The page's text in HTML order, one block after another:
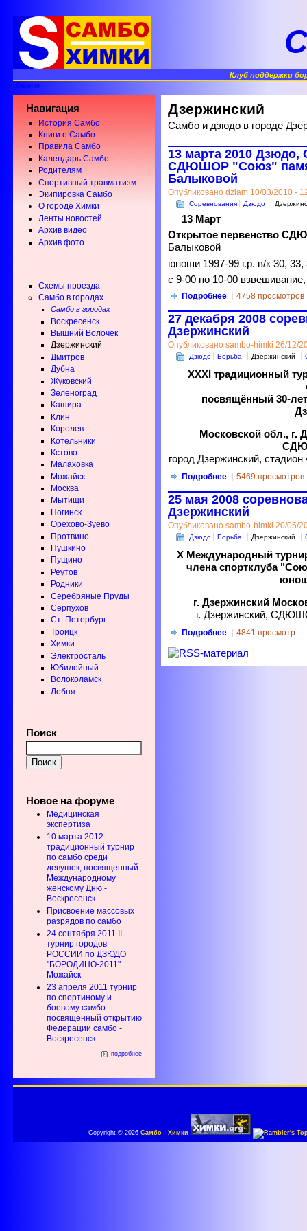
Клуб поддержки
Главная
Навигация
История Самбо
Книги о Самбо
Правила Самбо
Календарь Самбо
Родителям
Спортивный травматизм
Экипировка Самбо
О городе Химки
Ленты новостей
Архив видео
Архив фото
Схемы проезда
Самбо в городах
Самбо в городах
Воскресенск
Вышний Волочек
Дзержинский
Дмитров
Дубна
Жуковский
Зеленоград
Кашира
Клин
Королев
Котельники
Кстово
Малаховка
Можайск
Москва
Мытищи
Ногинск
Орехово-Зуево
Протвино
Пушкино
Пущино
Реутов
Родники
Серебряные Пруды
Серпухов
Ст.-Петербург
Троицк
Химки
Электросталь
Юбилейный
Волоколамск
Лобня
Поиск
Новое на форуме
Медицинская
экспертиза
10 марта 2012
традиционный турнир
по самбо среди
девушек, посвященный
Международному
женскому Дню -
Воскресенск
Присвоение массовых
разрядов по самбо
24 сентября 2011 II
турнир городов
РОССИИ по ДЗЮДО
"БОРОДИНО-2011"
Можайск
23 апреля 2011 турнир
по спортиному и
боевому самбо
посвященный открытию
Федерации самбо -
Воскресенск
подробнее
Дзержинский
Самбо и дзюдо в городе
13 марта 2010 Дзюдо,
СДЮШОР "Союз"
Балыковой
Опубликовано dziam 10/03/2010 -
Соревнования Дзюдо
13 Март
Открытое первенство
Балыковой
юноши 1997-99 г.р. в/к 30,
с 9-00 по 10-00
Подробнее 4758 просмотров
27 декабря 2008
Дзержинский
Опубликовано sambo-himki 26/12/
Дзюдо Борьба Дзержинский
XXХI традиционный
посвящённый 30-
Московской обл., г.
город Дзержинский,
Подробнее 5469 просмотров
25 мая 2008
Дзержинский
Опубликовано sambo-himki 20/05/
Дзюдо Борьба Дзержинский
X Международный
члена спортклуба
г. Дзержинский
г. Дзержинский,
Подробнее 4841 просмотр
Copyright © 2026Самбо - Химки